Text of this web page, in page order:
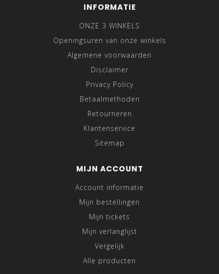
INFORMATIE
ONZE 3 WINKELS
Openingsuren van onze winkels
Algemene voorwaarden
Disclaimer
Privacy Policy
Betaalmethoden
Retourneren
Klantenservice
Sitemap
MIJN ACCOUNT
Account informatie
Mijn bestellingen
Mijn tickets
Mijn verlanglijst
Vergelijk
Alle producten